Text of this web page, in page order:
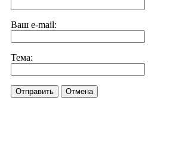
Ваш e-mail:
Тема:
Отправить Отмена